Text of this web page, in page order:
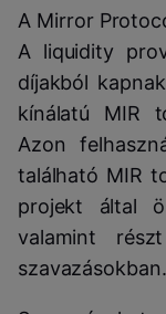
A Mirror
A liquidity
díjakból
kínálatú MIR
Azon
található MIR
projekt által
valamint
szavazásokban.